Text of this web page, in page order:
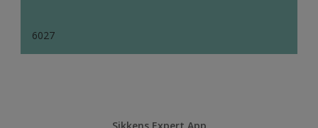
6027
Sikkens Expert App